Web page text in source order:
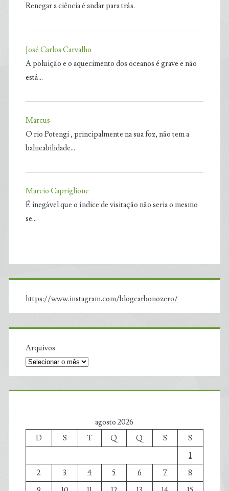
Renegar a ciência é andar para trás.
José Carlos Carvalho
A poluição e o aquecimento dos oceanos é grave e não
está…
Marcus
O rio Potengi , principalmente na sua foz, não tem a
balneabilidade…
Marcio Capriglione
É inegável que o índice de visitação não seria o mesmo
se…
https://www.instagram.com/blogcarbonozero/
Arquivos
agosto 2026
D
S T Q Q S
S
1
2
3 4 5 6 7
8